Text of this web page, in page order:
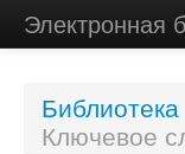
Электронная
Библиотека
Ключевое